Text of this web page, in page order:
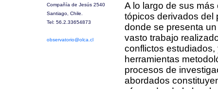
A lo largo de sus
tópicos derivados del
donde se presenta
vasto trabajo
conflictos
herramientas
procesos de
abordados